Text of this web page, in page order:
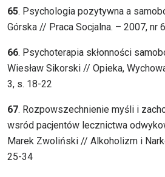
65. Psychologia pozytywna a
Górska // Praca Socjalna. – 2007, nr
66. Psychoterapia skłonności
Wiesław Sikorski // Opieka,
3, s. 18-22
67. Rozpowszechnienie myśli i
wsród pacjentów lecznictwa
Marek Zwoliński // Alkoholizm i
25-34